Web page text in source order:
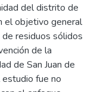
del distrito de
el objetivo general
residuos sólidos
de la
de San Juan de
fue no